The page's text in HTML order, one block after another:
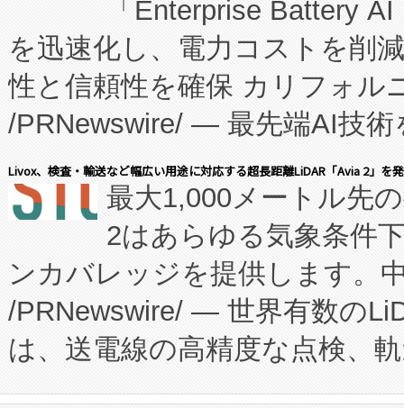
たNeXは、バイオ医薬品製造
従来のフェッドバッチ施設の
に、患者やサプライチェーン
キー方式で拡張性が高く、持
す。FCCM‑を活用した現地生
患者にとっての費用負担を大
のアクセスを大幅に拡大する
Fully-Connected Continuous
プログラムには、施設設計・
に関する技術移転および知的
構造化トレーニングカリキュ
「Enterprise Battery
を迅速化し、電力コストを削
性と信頼性を確保 カリフォル
/PRNewswire/ — 最先端AI技術
会社エーアイ・アンド：本社
President原信平）と、エンタ
ードするVoltaiqは、日本にあ
ーエネルギー貯蔵システム（
た。 Voltaiq独自のAI搭載プラ
定、統合、導入、運用に至る
安全性を追跡し、確保する事
Livox、検査・輸送など幅広い用途に対応する超長距離LiDAR「Avia 2」を
最大1,000メートル先
2はあらゆる気象条件
ンカバレッジを提供します。
/PRNewswire/ — 世界有数の
は、送電線の高精度な点検、
や穀物倉庫におけるバルク材